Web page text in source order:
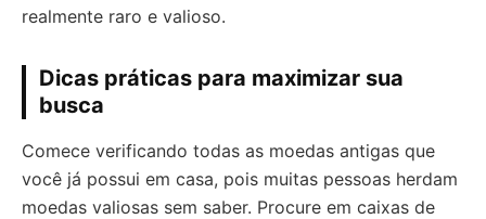
realmente raro e valioso.
Dicas práticas para maximizar sua
busca
Comece verificando todas as moedas antigas que
você já possui em casa, pois muitas pessoas herdam
moedas valiosas sem saber. Procure em caixas de